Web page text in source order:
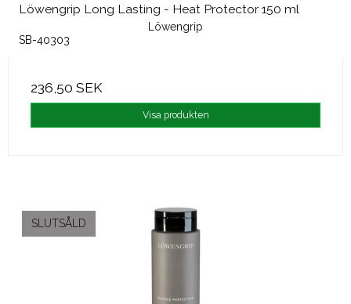
Löwengrip Long Lasting - Heat Protector 150 ml
Löwengrip
SB-40303
236,50 SEK
Visa produkten
SLUTSÅLD